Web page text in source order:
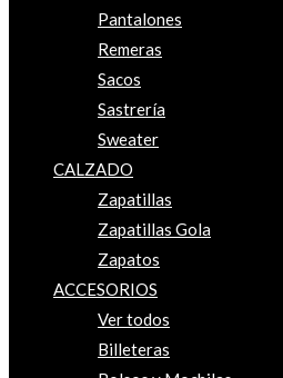
Pantalones
Remeras
Sacos
Sastrería
Sweater
CALZADO
Zapatillas
Zapatillas Gola
Zapatos
ACCESORIOS
Ver todos
Billeteras